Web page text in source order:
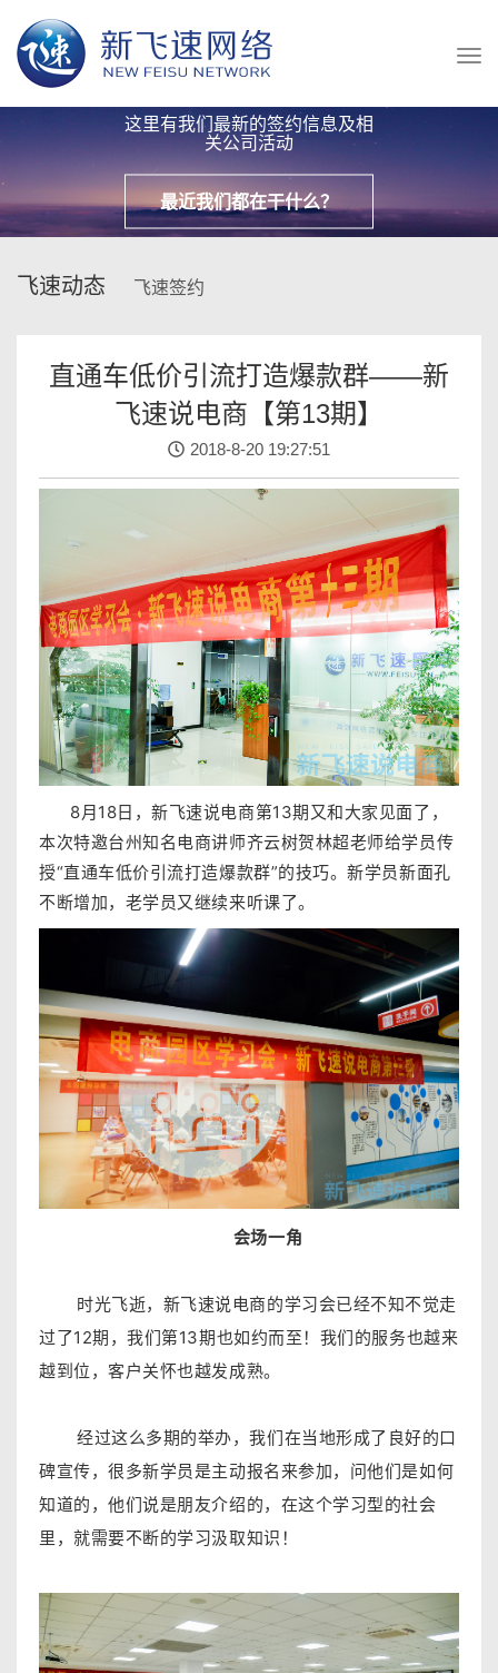
这里有我们最新的签约信息及相
关公司活动
最近我们都在干什么？
飞速动态 飞速签约
直通车低价引流打造爆款群——新
飞速说电商【第13期】
2018-8-20 19:27:51
8月18日，新飞速说电商第13期又和大家见面了，
本次特邀台州知名电商讲师齐云树贺林超老师给学员传
授“直通车低价引流打造爆款群”的技巧。新学员新面孔
不断增加，老学员又继续来听课了。
会场一角
时光飞逝，新飞速说电商的学习会已经不知不觉走
过了12期，我们第13期也如约而至！我们的服务也越来
越到位，客户关怀也越发成熟。
经过这么多期的举办，我们在当地形成了良好的口
碑宣传，很多新学员是主动报名来参加，问他们是如何
知道的，他们说是朋友介绍的，在这个学习型的社会
里，就需要不断的学习汲取知识！